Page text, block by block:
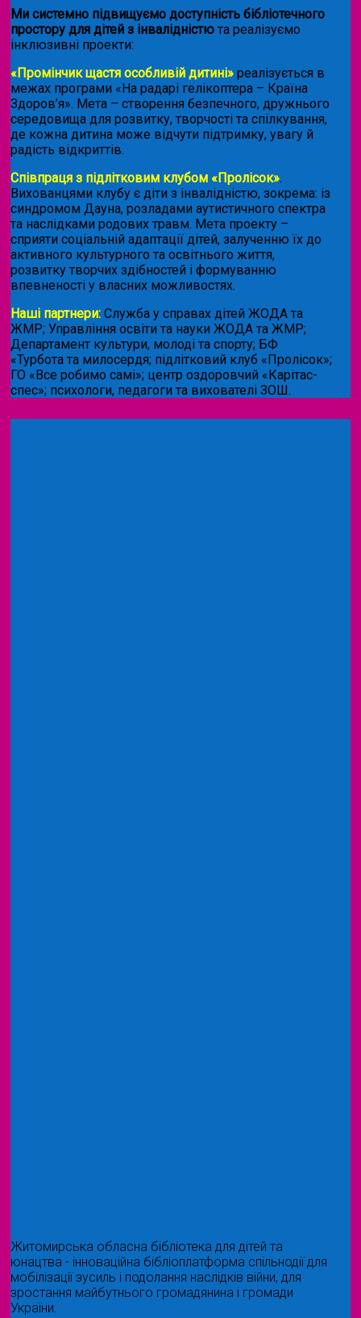
Ми системно підвищуємо доступність бібліотечного
простору для дітей з інвалідністю та реалізуємо
інклюзивні проекти:
«Промінчик щастя особливій дитині» реалізується в
межах програми «На радарі гелікоптера – Країна
Здоров’я». Мета – створення безпечного, дружнього
середовища для розвитку, творчості та спілкування,
де кожна дитина може відчути підтримку, увагу й
радість відкриттів.
Співпраця з підлітковим клубом «Пролісок».
Вихованцями клубу є діти з інвалідністю, зокрема: із
синдромом Дауна, розладами аутистичного спектра
та наслідками родових травм. Мета проекту –
сприяти соціальній адаптації дітей, залученню їх до
активного культурного та освітнього життя,
розвитку творчих здібностей і формуванню
впевненості у власних можливостях.
Наші партнери: Служба у справах дітей ЖОДА та
ЖМР; Управління освіти та науки ЖОДА та ЖМР;
Департамент культури, молоді та спорту; БФ
«Турбота та милосердя; підлітковий клуб «Пролісок»;
ГО «Все робимо самі»; центр оздоровчий «Карітас-
спес»; психологи, педагоги та вихователі ЗОШ.
Житомирська обласна бібліотека для дітей та
юнацтва - інноваційна бібліоплатформа спільнодії для
мобілізації зусиль і подолання наслідків війни, для
зростання майбутнього громадянина і громади
України.